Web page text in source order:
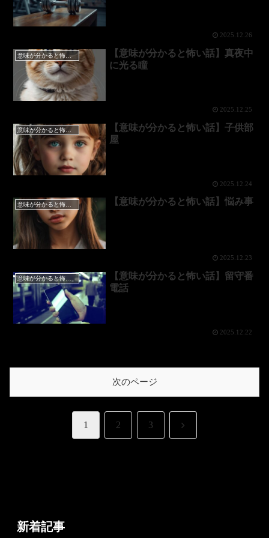
2025.12.26
意味が分かると怖い話
【意味が分かると怖い話】真夜中
に光る瞳
2025.12.25
意味が分かると怖い話
【意味が分かると怖い話】子供部
屋
2025.12.24
意味が分かると怖い話 【意味が分かると怖い話】悩み事
2025.12.23
意味が分かると怖い話
【意味が分かると怖い話】留守番
電話
2025.12.22
次のページ
1 2 3 次
新着記事